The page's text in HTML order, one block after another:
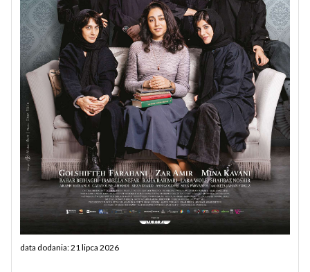
data dodania: 21 lipca 2026